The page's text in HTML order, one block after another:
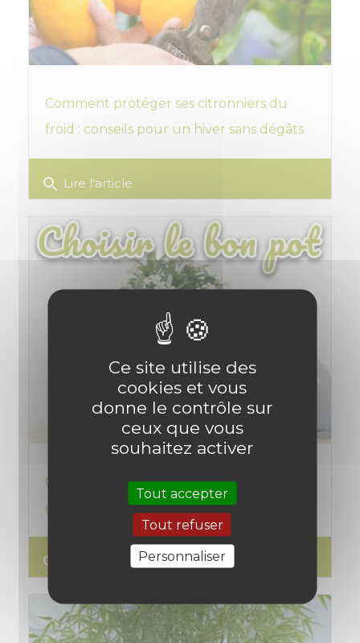
Comment protéger ses citronniers du
froid : conseils pour un hiver sans dégâts
search Lire l'article
Comment bien choisir un pot de fleur :
guide expert pour vos plantes
search Lire l'article
Ce site utilise des
cookies et vous
donne le contrôle sur
ceux que vous
souhaitez activer
Tout accepter
Tout refuser
Personnaliser